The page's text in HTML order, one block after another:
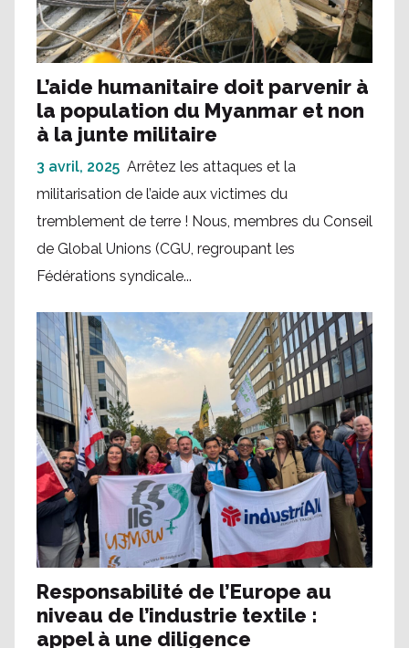
L’aide humanitaire doit parvenir à
la population du Myanmar et non
à la junte militaire
3 avril, 2025 Arrêtez les attaques et la
militarisation de l’aide aux victimes du
tremblement de terre ! Nous, membres du Conseil
de Global Unions (CGU, regroupant les
Fédérations syndicale...
Responsabilité de l’Europe au
niveau de l’industrie textile :
appel à une diligence